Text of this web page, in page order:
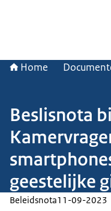
Home
Beslisnota
geestelijke
Beleidsnota11-09-2023